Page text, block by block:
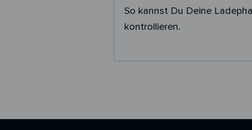
So kannst Du Deine
kontrollieren.